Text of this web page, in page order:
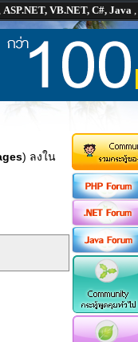
ASP.NET, VB.NET, C#, Java ,
) ลงใน